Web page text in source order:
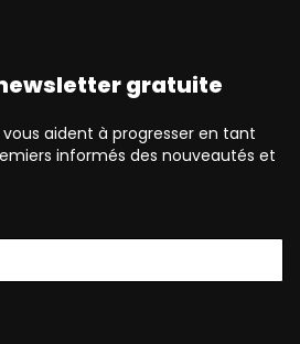
gratuite
aident à progresser en tant
informés des nouveautés et